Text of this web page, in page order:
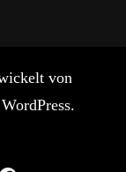
von
WordPress.